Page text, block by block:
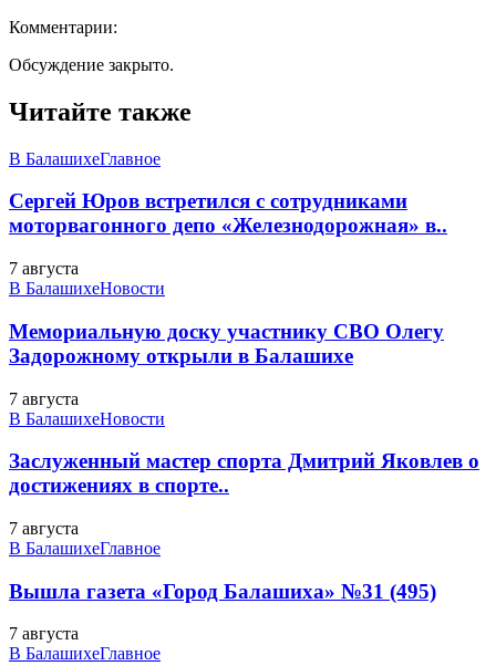
Комментарии:
Обсуждение закрыто.
Читайте также
В БалашихеГлавное
Сергей Юров встретился с сотрудниками
моторвагонного депо «Железнодорожная» в..
7 августа
В БалашихеНовости
Мемориальную доску участнику СВО Олегу
Задорожному открыли в Балашихе
7 августа
В БалашихеНовости
Заслуженный мастер спорта Дмитрий Яковлев о
достижениях в спорте..
7 августа
В БалашихеГлавное
Вышла газета «Город Балашиха» №31 (495)
7 августа
В БалашихеГлавное